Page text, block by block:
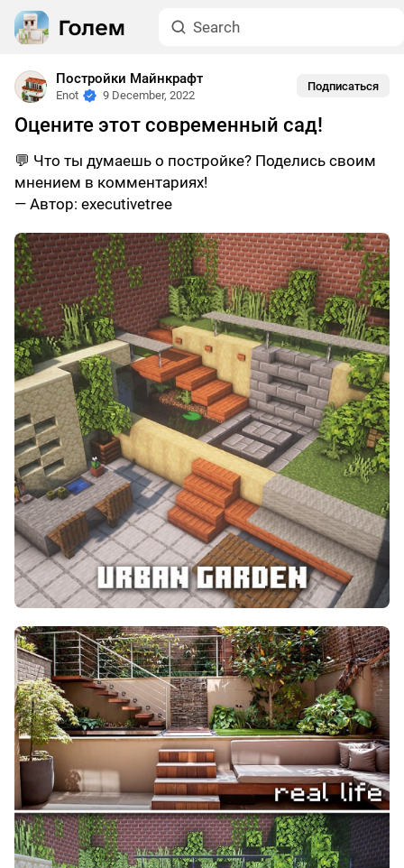
Постройки Майнкрафт
Enot 9 December, 2022
Подписаться
Оцените этот современный сад!
💬 Что ты думаешь о постройке? Поделись своим
мнением в комментариях!
— Автор: executivetree